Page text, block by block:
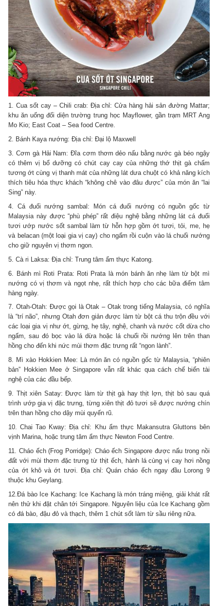
1. Cua sốt cay – Chili crab: Địa chỉ: Cửa hàng hải sản đường Mattar;
khu ăn uống đối diện trường trung học Mayflower, gần trạm MRT Ang
Mo Kio; East Coat – Sea food Centre.
2. Bánh Kaya nướng: Địa chỉ: Đại lộ Maxwell
3. Cơm gà Hải Nam: Đĩa cơm thơm dẻo nấu bằng nước gà béo ngậy
có thêm vị bổ dưỡng có chút cay cay của những thớ thịt gà chấm
tương ớt cùng vị thanh mát của những lát dưa chuột có khả năng kích
thích tiêu hóa thực khách “không chê vào đâu được” của món ăn “lai
Sing” này.
4. Cá đuối nướng sambal: Món cá đuối nướng có nguồn gốc từ
Malaysia này được “phù phép” rất điệu nghệ bằng những lát cá đuối
tươi ướp nước sốt sambal làm từ hỗn hợp gồm ớt tươi, tỏi, me, hẹ
và belacan (một loại gia vị cay) cho ngấm rồi cuộn vào lá chuối nướng
cho giữ nguyên vị thơm ngon.
5. Cà ri Laksa: Địa chỉ: Trung tâm ẩm thực Katong.
6. Bánh mì Roti Prata: Roti Prata là món bánh ăn nhẹ làm từ bột mì
nướng có vị thơm và ngọt nhẹ, rất thích hợp cho các bữa điểm tâm
hàng ngày.
7. Otah-Otah: Được gọi là Otak – Otak trong tiếng Malaysia, có nghĩa
là “trí não”, nhưng Otah đơn giản được làm từ bột cá thu trộn đều với
các loại gia vị như ớt, gừng, hẹ tây, nghệ, chanh và nước cốt dừa cho
ngấm, sau đó bọc vào lá dừa hoặc lá chuối rồi nướng lên trên than
hồng cho đến khi nức mùi thơm đặc trưng rất “ngon lành”.
8. Mì xào Hokkien Mee: Là món ăn có nguồn gốc từ Malaysia, “phiên
bản” Hokkien Mee ở Singapore vẫn rất khác qua cách chế biến tài
nghệ của các đầu bếp.
9. Thịt xiên Satay: Được làm từ thịt gà hay thịt lợn, thịt bò sau quá
trình ướp gia vị đặc trưng, từng xiên thịt đỏ tươi sẽ được nướng chín
trên than hồng cho dậy mùi quyến rũ.
10. Chai Tao Kway: Địa chỉ: Khu ẩm thực Makansutra Gluttons bên
vịnh Marina, hoặc trung tâm ẩm thực Newton Food Centre.
11. Cháo ếch (Frog Porridge): Cháo ếch Singapore được nấu trong nồi
đất với mùi thơm đặc trưng từ thịt ếch, hành lá cùng vị cay hơi nồng
của ớt khô và ớt tươi. Địa chỉ: Quán cháo ếch ngay đầu Lorong 9
thuộc khu Geylang.
12.Đá bào Ice Kachang: Ice Kachang là món tráng miệng, giải khát rất
nên thử khi đặt chân tới Singapore. Nguyên liệu của Ice Kachang gồm
có đá bào, đậu đỏ và thạch, thêm 1 chút sốt làm từ sầu riêng nữa.